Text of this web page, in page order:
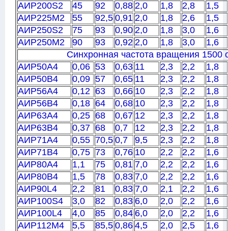
АИР200S2
45 92 0,88 2,0 1,8 2,8
1,5
АИР225M2
55 92,5 0,91 2,0 1,8 2,6
1,5
АИР250S2
75 93 0,90 2,0 1,8 3,0
1,6
АИР250M2
90 93 0,92 2,0 1,8 3,0
1,6
Синхронная частота вращения 1500
АИР50A4
0,06 53 0,63 11 2,3 2,2
1,8
АИР50B4
0,09 57 0,65 11 2,3 2,2
1,8
АИР56A4
0,12 63 0,66 10 2,3 2,2
1,8
АИР56B4
0,18 64 0,68 10 2,3 2,2
1,8
АИР63A4
0,25 68 0,67 12 2,3 2,2
1,8
АИР63B4
0,37 68 0,7 12 2,3 2,2
1,8
АИР71A4
0,55 70,5 0,7 9,5 2,3 2,2
1,8
АИР71B4
0,75 73 0,76 10 2,2 2,2
1,6
АИР80A4
1,1 75 0,81 7,0 2,2 2,2
1,6
АИР80B4
1,5 78 0,83 7,0 2,2 2,2
1,6
АИР90L4
2,2 81 0,83 7,0 2,1 2,2
1,6
АИР100S4
3,0 82 0,83 6,0 2,0 2,2
1,6
АИР100L4
4,0 85 0,84 6,0 2,0 2,2
1,6
АИР112M4
5,5 85,5 0,86 4,5 2,0 2,5
1,6